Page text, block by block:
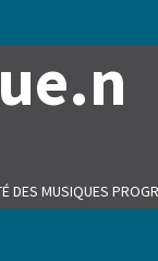
DES MUSIQUES